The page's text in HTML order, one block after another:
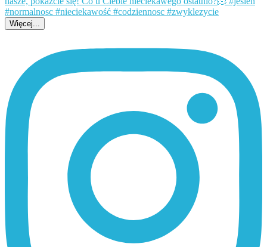
Więcej...